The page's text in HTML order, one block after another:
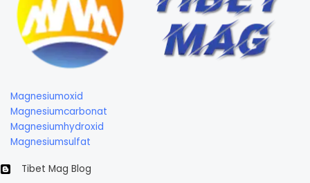
리
에
산
네
슘
의
적
Magnesiumoxid
Magnesiumcarbonat
Magnesiumhydroxid
Magnesiumsulfat
Tibet Mag Blog